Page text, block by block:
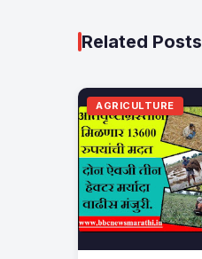
Related Posts
AGRICULTURE